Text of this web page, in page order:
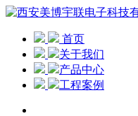
首页
关于我们
产品中心
工程案例